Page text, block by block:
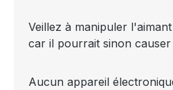
Veillez à manipuler
car il pourrait sinon causer
Aucun appareil